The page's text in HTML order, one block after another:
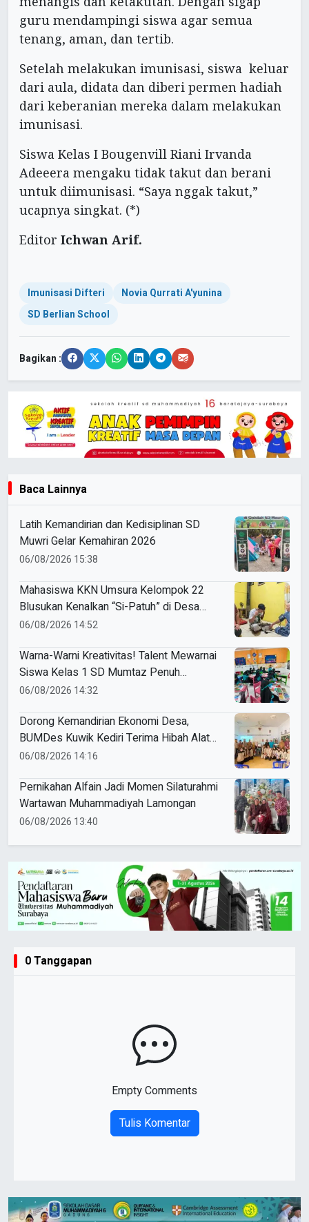
guru mendampingi siswa agar semua
tenang, aman, dan tertib.
Setelah melakukan imunisasi, siswa keluar
dari aula, didata dan diberi permen hadiah
dari keberanian mereka dalam melakukan
imunisasi.
Siswa Kelas I Bougenvill Riani Irvanda
Adeeera mengaku tidak takut dan berani
untuk diimunisasi. “Saya nggak takut,”
ucapnya singkat. (*)
Editor Ichwan Arif.
Imunisasi Difteri
Novia Qurrati A'yunina
SD Berlian School
Bagikan :
Baca Lainnya
Latih Kemandirian dan Kedisiplinan SD
Muwri Gelar Kemahiran 2026
06/08/2026 15:38
Mahasiswa KKN Umsura Kelompok 22
Blusukan Kenalkan “Si-Patuh” di Desa
Banjarkejen
06/08/2026 14:52
Warna-Warni Kreativitas! Talent Mewarnai
Siswa Kelas 1 SD Mumtaz Penuh
Keceriaan
06/08/2026 14:32
Dorong Kemandirian Ekonomi Desa,
BUMDes Kuwik Kediri Terima Hibah Alat
Pencetak Briket Biomassa Briqpress
06/08/2026 14:16
Pernikahan Alfain Jadi Momen Silaturahmi
Wartawan Muhammadiyah Lamongan
06/08/2026 13:40
0 Tanggapan
Empty Comments
Tulis Komentar